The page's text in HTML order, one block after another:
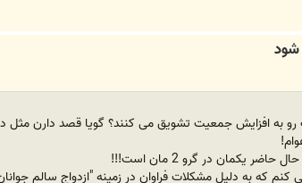
می کنند؟ گویا قصد دارن مثل دهه 60 نسلی دیگر را با بی برنامه گی بیچاره
یکمان در گرو 2 مان است!!!